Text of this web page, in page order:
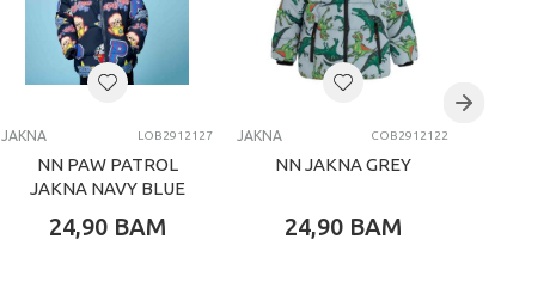
JAKNA LOB2912127
NN PAW PATROL
JAKNA NAVY BLUE
24,90 BAM
JAKNA COB2912122
NN JAKNA GREY
24,90 BAM